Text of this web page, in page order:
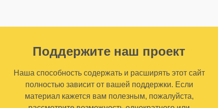
Поддержите наш проект
Наша способность содержать и расширять этот сайт
полностью зависит от вашей поддержки. Если
материал кажется вам полезным, пожалуйста,